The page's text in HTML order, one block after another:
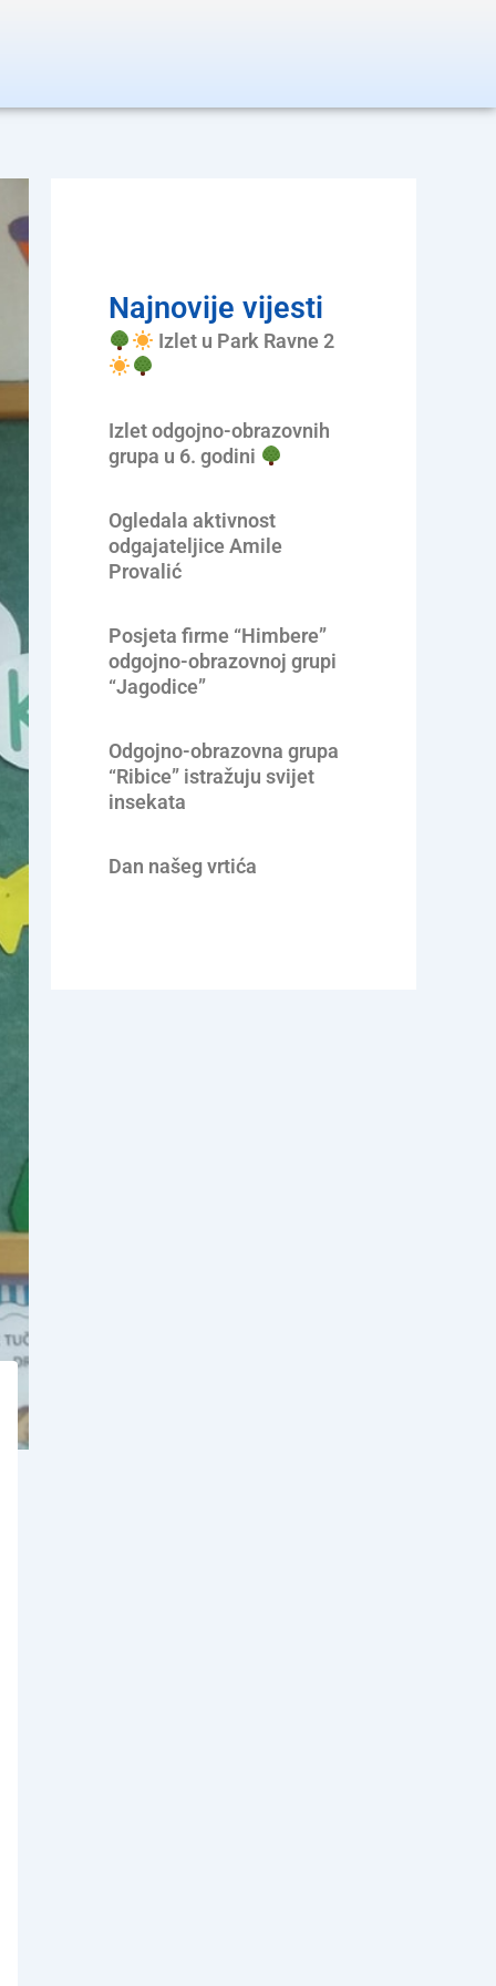
Najnovije vijesti
Izlet u Park Ravne 2
Izlet odgojno-obrazovnih
grupa u 6. godini
Ogledala aktivnost
odgajateljice Amile
Provalić
Posjeta firme “Himbere”
odgojno-obrazovnoj grupi
“Jagodice”
Odgojno-obrazovna grupa
“Ribice” istražuju svijet
insekata
Dan našeg vrtića